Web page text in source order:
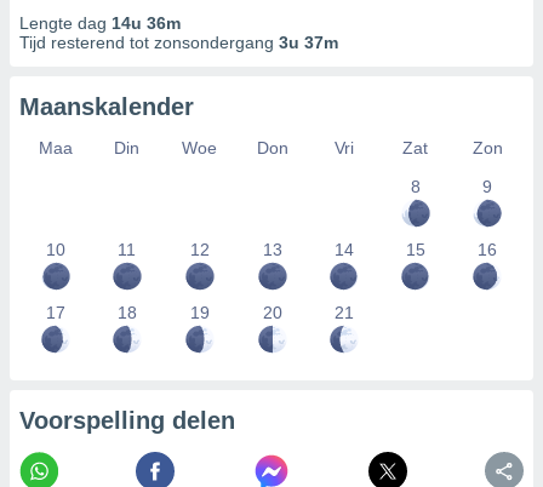
Lengte dag 14u 36m
Tijd resterend tot zonsondergang 3u 37m
Maanskalender
Maa Din Woe Don Vri Zat
Zon
8
9
10 11 12 13 14 15 16
17 18 19 20 21
Voorspelling delen